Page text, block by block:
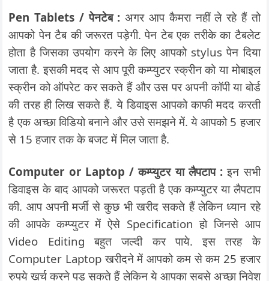
Pen Tablets / पेनटेब : अगर आप कैमरा नहीं ले रहे हैं तो
आपको पेन टैब की जरूरत पड़ेगी. पेन टेब एक तरीके का टैबलेट
होता है जिसका उपयोग करने के लिए आपको stylus पेन दिया
जाता है. इसकी मदद से आप पूरी कम्प्युटर स्क्रीन को या मोबाइल
स्क्रीन को ऑपरेट कर सकते हैं और उस पर अपनी कॉपी या बोर्ड
की तरह ही लिख सकते हैं. ये डिवाइस आपको काफी मदद करती
है एक अच्छा विडियो बनाने और उसे समझने में. ये आपको 5 हजार
से 15 हजार तक के बजट में मिल जाता है.
Computer or Laptop / कम्प्युटर या लैपटाप : इन सभी
डिवाइस के बाद आपको जरूरत पड़ती है एक कम्प्युटर या लैपटाप
की. आप अपनी मर्जी से कुछ भी खरीद सकते हैं लेकिन ध्यान रहे
की आपके कम्प्युटर में ऐसे Specification हो जिनसे आप
Video Editing बहुत जल्दी कर पाये. इस तरह के
Computer Laptop खरीदने में आपको कम से कम 25 हजार
रुपये खर्च करने पड़ सकते हैं लेकिन ये आपका सबसे अच्छा निवेश